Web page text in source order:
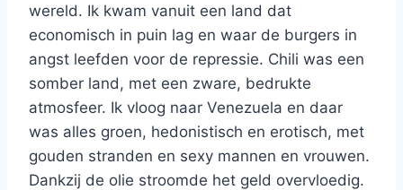
wereld. Ik kwam vanuit een land dat
economisch in puin lag en waar de burgers in
angst leefden voor de repressie. Chili was een
somber land, met een zware, bedrukte
atmosfeer. Ik vloog naar Venezuela en daar
was alles groen, hedonistisch en erotisch, met
gouden stranden en sexy mannen en vrouwen.
Dankzij de olie stroomde het geld overvloedig.